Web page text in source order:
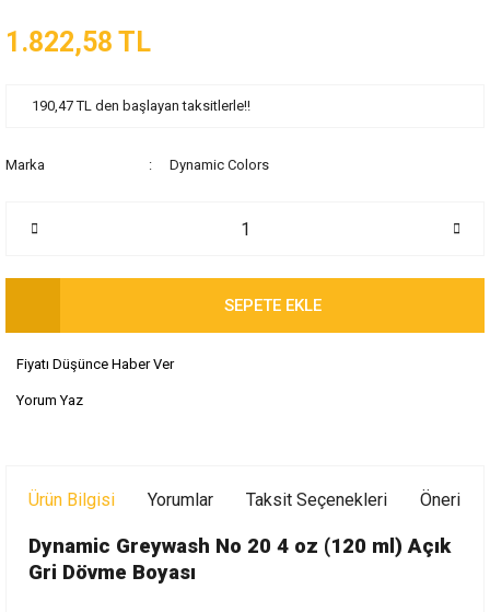
1.822,58 TL
190,47 TL den başlayan taksitlerle!!
Marka Dynamic Colors
SEPETE EKLE
Fiyatı Düşünce Haber Ver
Yorum Yaz
Ürün Bilgisi Yorumlar Taksit Seçenekleri
Dynamic Greywash No 20 4 oz (120 ml) Açık
Gri Dövme Boyası